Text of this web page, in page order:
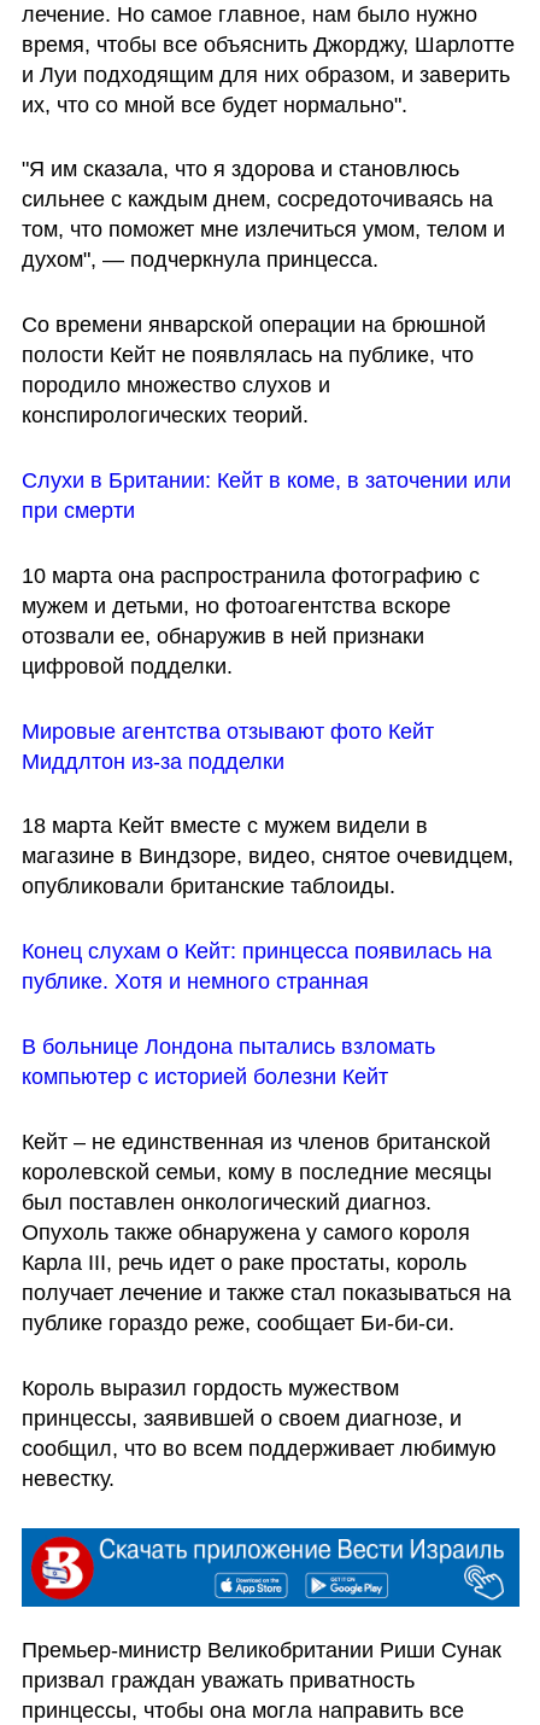
лечение. Но самое главное, нам было нужно
время, чтобы все объяснить Джорджу, Шарлотте
и Луи подходящим для них образом, и заверить
их, что со мной все будет нормально".
"Я им сказала, что я здорова и становлюсь
сильнее с каждым днем, сосредоточиваясь на
том, что поможет мне излечиться умом, телом и
духом", — подчеркнула принцесса.
Со времени январской операции на брюшной
полости Кейт не появлялась на публике, что
породило множество слухов и
конспирологических теорий.
Слухи в Британии: Кейт в коме, в заточении или
при смерти
10 марта она распространила фотографию с
мужем и детьми, но фотоагентства вскоре
отозвали ее, обнаружив в ней признаки
цифровой подделки.
Мировые агентства отзывают фото Кейт
Миддлтон из-за подделки
18 марта Кейт вместе с мужем видели в
магазине в Виндзоре, видео, снятое очевидцем,
опубликовали британские таблоиды.
Конец слухам о Кейт: принцесса появилась на
публике. Хотя и немного странная
В больнице Лондона пытались взломать
компьютер с историей болезни Кейт
Кейт – не единственная из членов британской
королевской семьи, кому в последние месяцы
был поставлен онкологический диагноз.
Опухоль также обнаружена у самого короля
Карла III, речь идет о раке простаты, король
получает лечение и также стал показываться на
публике гораздо реже, сообщает Би-би-си.
Король выразил гордость мужеством
принцессы, заявившей о своем диагнозе, и
сообщил, что во всем поддерживает любимую
невестку.
Премьер-министр Великобритании Риши Сунак
призвал граждан уважать приватность
принцессы, чтобы она могла направить все